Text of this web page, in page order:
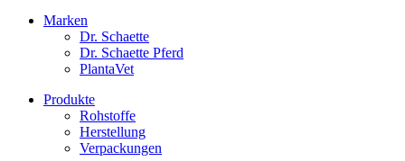
Marken
Dr. Schaette
Dr. Schaette Pferd
PlantaVet
Produkte
Rohstoffe
Herstellung
Verpackungen